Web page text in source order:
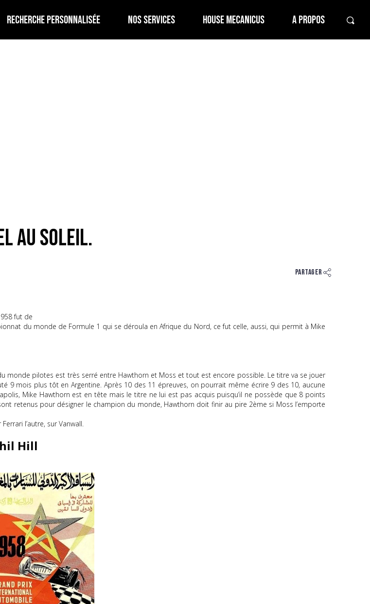
RECHERCHE PERSONNALISÉE NOS SERVICES HOUSE MECANICUS A PROPOS
au soleil.
Partager
fut de
du monde de Formule 1 qui se déroula en Afrique du Nord, ce fut celle, aussi, qui permit à Mike
monde pilotes est très serré entre Hawthorn et Moss et tout est encore possible. Le titre va se jouer
9 mois plus tôt en Argentine. Après 10 des 11 épreuves, on pourrait même écrire 9 des 10, aucune
Mike Hawthorn est en tête mais le titre ne lui est pas acquis puisqu’il ne possède que 8 points
retenus pour désigner le champion du monde, Hawthorn doit finir au pire 2ème si Moss l’emporte
l’autre, sur Vanwall.
Phil Hill